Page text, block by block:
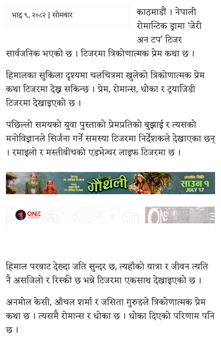
भाद्र ९, २०८२ | सोमबार
काठमाडौं । नेपाली
रोमान्टिक ड्रामा ‘जेरी
अन टप’ टिजर
सार्वजनिक भएको छ । टिजरमा त्रिकोणात्मक प्रेम कथा छ ।
हिमालका सुकिला दृश्यमा चलचित्रमा खुलेको त्रिकोणात्मक प्रेम
कथा टिजरमा देख्न सकिन्छ । प्रेम, रोमान्स, धोका र ट्रयाजिडी
टिजरमा देखाइएको छ ।
पछिल्लो समयको युवा पुस्ताको प्रेमप्रतिको बुझाई र त्यसको
मनोविज्ञानले सिर्जना गर्ने समस्या टिजरमा निर्देशकले देखाएका छन्
। रमाइलो र मस्तीबीचको एडभेन्चर लाइफ टिजरमा छ ।
हिमाल परबाट देख्दा जति सुन्दर छ, त्यहाँको यात्रा र जीवन त्यति
नै असजिलो र रिस्की छ भन्ने टिजरमा एकसाथ देखाइएको छ ।
अनमोल केसी, आँचल शर्मा र जसिता गुरुङले त्रिकोणात्मक प्रेम
कथा छ । त्यसमै रोमान्स र धोका छ । धोका दिएको परिणाम पनि
छ ।